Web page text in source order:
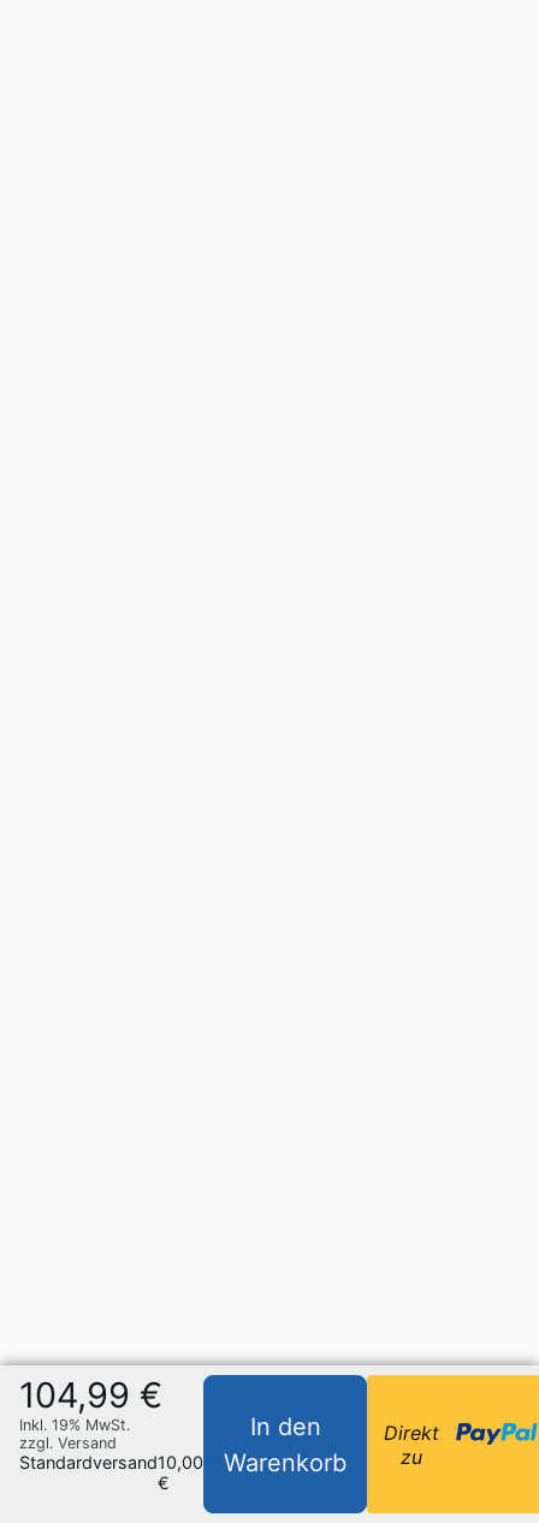
104,99 €
Inkl. 19% MwSt.
zzgl. Versand
Standardversand10,00
€
In den
Warenkorb
Direkt
zu